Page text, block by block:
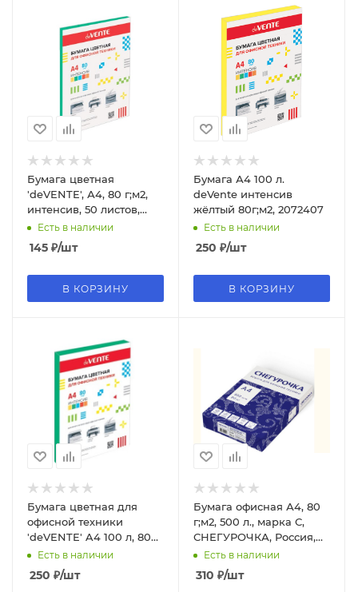
Бумага цветная
'deVENTE', А4, 80 г;м2,
интенсив, 50 листов,
зеленый цвет, 2072417
Есть в наличии
145 ₽/шт
В КОРЗИНУ
Бумага А4 100 л.
deVente интенсив
жёлтый 80г;м2, 2072407
Есть в наличии
250 ₽/шт
В КОРЗИНУ
Бумага цветная для
офисной техники
'deVENTE' A4 100 л, 80
г;м², интенсив зеленый,
2072410
Есть в наличии
250 ₽/шт
Бумага офисная А4, 80
г;м2, 500 л., марка С,
СНЕГУРОЧКА, Россия,
146% (CIE), 110071
Есть в наличии
310 ₽/шт